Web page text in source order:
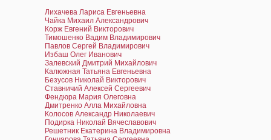
Лихачева Лариса Евгеньевна
Чайка Михаил Александрович
Корж Евгений Викторович
Тимошенко Вадим Владимирович
Павлов Сергей Владимирович
Избаш Олег Иванович
Залевский Дмитрий Михайлович
Калюжная Татьяна Евгеньевна
Безусов Николай Викторович
Ставничий Алексей Сергеевич
Фендюра Мария Олеговна
Дмитренко Алла Михайловна
Колосов Александр Николаевич
Подирка Николай Вячеславович
Решетник Екатерина Владимировна